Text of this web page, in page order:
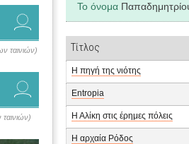
ταινιών)
Το όνομα
Τίτλος
Η πηγή της νιότης
Entropia
Η Αλίκη στις έρημες πόλεις
Η αρχαία Ρόδος